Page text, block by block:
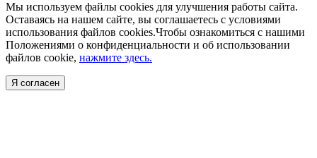
Мы используем файлы cookies для улучшения работы сайта.
Оставаясь на нашем сайте, вы соглашаетесь с условиями
использования файлов cookies.Чтобы ознакомиться с нашими
Положениями о конфиденциальности и об использовании
файлов cookie, нажмите здесь.
Я согласен